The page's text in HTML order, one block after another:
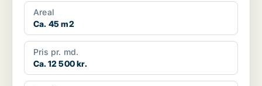
Areal
Ca. 45 m2
Pris pr. md.
Ca. 12 500 kr.